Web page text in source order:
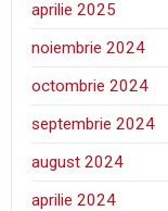
aprilie 2025
noiembrie 2024
octombrie 2024
septembrie 2024
august 2024
aprilie 2024